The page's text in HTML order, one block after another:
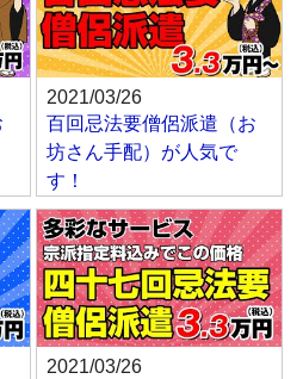
2021/03/26
百回忌法要僧侶派遣（お
坊さん手配）が人気で
す！
2021/03/26